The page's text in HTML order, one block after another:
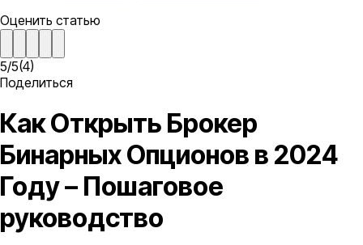
Оценить статью
5/5(4)
Поделиться
Как Открыть Брокер
Бинарных Опционов в 2024
Году – Пошаговое
руководство